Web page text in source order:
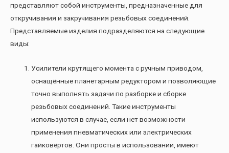
представляют собой инструменты, предназначенные для
откручивания и закручивания резьбовых соединений.
Представляемые изделия подразделяются на следующие
виды:
Усилители крутящего момента с ручным приводом,
оснащëнные планетарным редуктором и позволяющие
точно выполнять задачи по разборке и сборке
резьбовых соединений. Такие инструменты
используются в случае, если нет возможности
применения пневматических или электрических
гайковëртов. Они просты в использовании, имеют